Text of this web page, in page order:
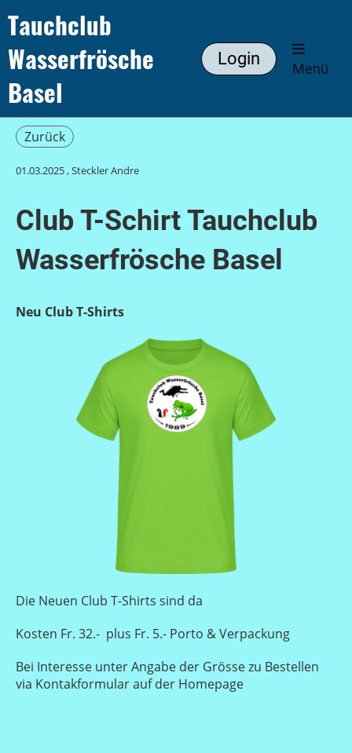
Tauchclub
Wasserfrösche
Basel
Login
Menü
Zurück
01.03.2025, Steckler Andre
Club T-Schirt Tauchclub
Wasserfrösche Basel
Neu Club T-Shirts
Die Neuen Club T-Shirts sind da
Kosten Fr. 32.- plus Fr. 5.- Porto & Verpackung
Bei Interesse unter Angabe der Grösse zu Bestellen
via Kontakformular auf der Homepage